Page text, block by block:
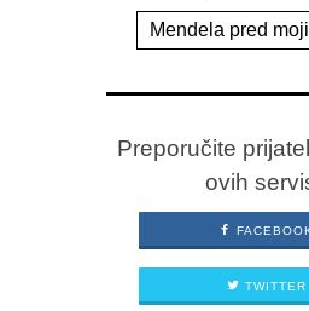
Mendela pred
Preporučite
ovih
TWITTER